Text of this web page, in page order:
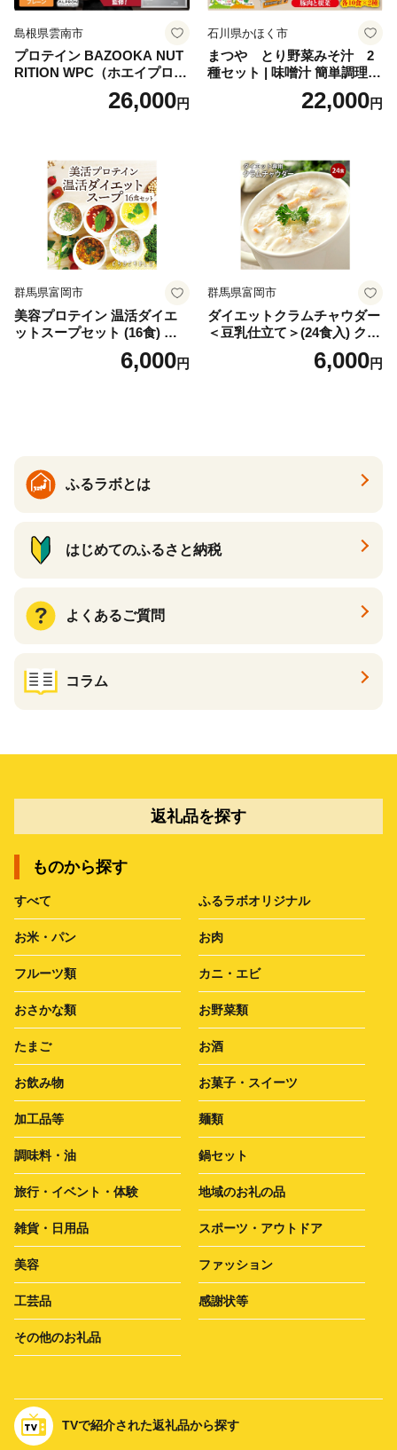
島根県雲南市
プロテイン BAZOOKA NUT
RITION WPC（ホエイプロテ
イン）＜プレーン＞ 900g｜
バズーカ岡田監修・植物由来
ロン [AIEN005]
26,000円
石川県かほく市
まつや とり野菜みそ汁 2
種セット | 味噌汁 簡単調理
お味噌 おみそ みそ とり野菜
時短料理 時短ごはん ご当地
22,000円
群馬県富岡市
美容プロテイン 温活ダイエ
ットスープセット (16食) 小
分け スープ 食べ比べ セット
詰合せ クラムチャウダー チ
6,000円
群馬県富岡市
ダイエットクラムチャウダー
＜豆乳仕立て＞(24食入) クラ
ムチャウダー 豆乳 ダイエッ
ト スープ プロテイン たんぱ
6,000円
ふるラボとは
はじめてのふるさと納税
よくあるご質問
コラム
返礼品を探す
ものから探す
すべて ふるラボオリジナル
お米・パン お肉
フルーツ類 カニ・エビ
おさかな類 お野菜類
たまご お酒
お飲み物 お菓子・スイーツ
加工品等 麺類
調味料・油 鍋セット
旅行・イベント・体験 地域のお礼の品
雑貨・日用品 スポーツ・アウトドア
美容 ファッション
工芸品 感謝状等
その他のお礼品
TVで紹介された返礼品から探す